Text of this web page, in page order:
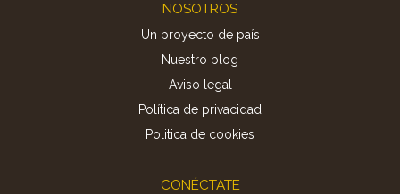
NOSOTROS
Un proyecto de país
Nuestro blog
Aviso legal
Política de privacidad
Politica de cookies
CONÉCTATE